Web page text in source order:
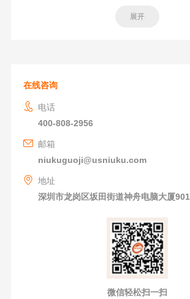
展开
在线咨询
电话
400-808-2956
邮箱
niukuguoji@usniuku.com
地址
深圳市龙岗区坂田街道神舟电脑大厦901
微信轻松扫一扫